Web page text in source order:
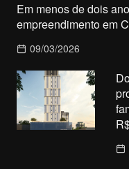
Em menos de dois
empreendimento em
09/03/2026